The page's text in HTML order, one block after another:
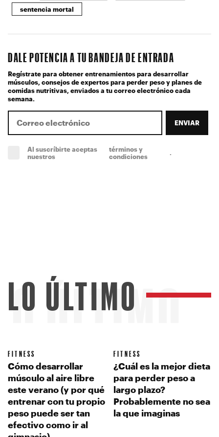
sentencia mortal
DALE POTENCIA A TU BANDEJA DE ENTRADA
Regístrate para obtener entrenamientos para desarrollar
músculos, consejos de expertos para perder peso y planes de
comidas nutritivas, enviados a tu correo electrónico cada
semana.
ENVIAR
Al suscríbirte aceptas
nuestros
términos y
condiciones
.
ÚLTIMO
LO ÚLTIMO
FITNESS
Cómo desarrollar
músculo al aire libre
este verano (y por qué
entrenar con tu propio
peso puede ser tan
efectivo como ir al
FITNESS
¿Cuál es la mejor dieta
para perder peso a
largo plazo?
Probablemente no sea
la que imaginas